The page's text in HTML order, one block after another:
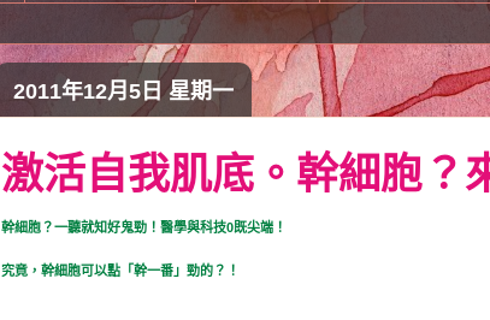
2011年12月5日 星期一
激活自我肌底。幹細胞？
幹細胞？一聽就知好鬼勁！醫學與科技0既尖端！
究竟，幹細胞可以點「幹一番」勁的？！